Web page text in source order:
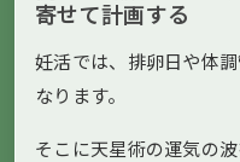
寄せて計画する
妊活では、排卵日や体
なります。
そこに天星術の運気の